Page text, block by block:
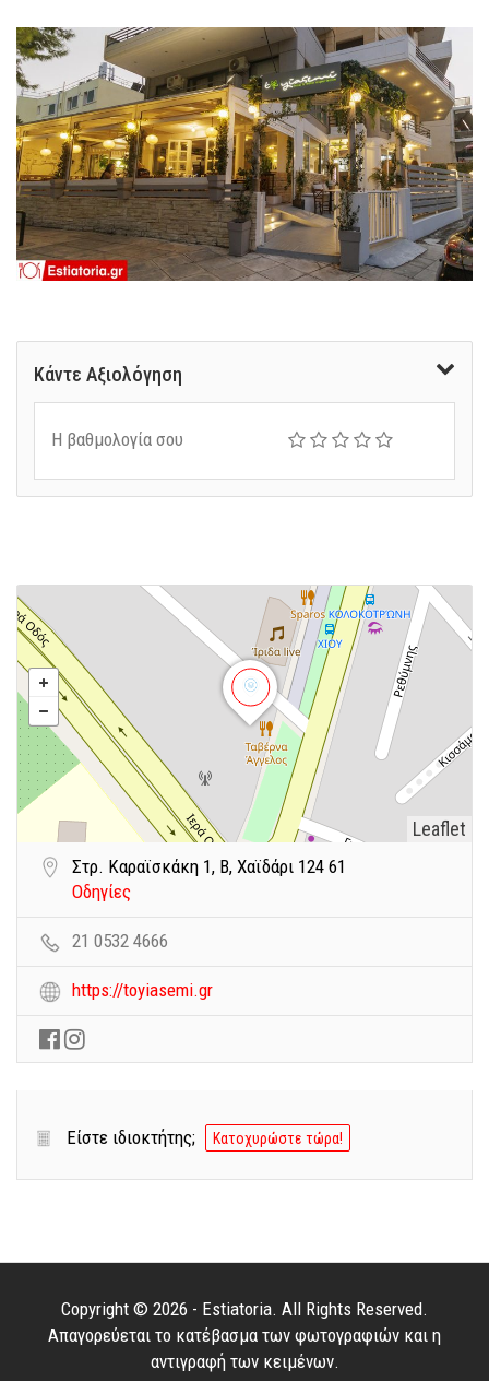
Κάντε Αξιολόγηση
Η βαθμολογία σου
Leaflet
Στρ. Καραϊσκάκη 1, Β, Χαϊδάρι 124 61
Οδηγίες
21 0532 4666
https://toyiasemi.gr
Είστε ιδιοκτήτης; Κατοχυρώστε τώρα!
Copyright © 2026 - Estiatoria. All Rights Reserved.
Απαγορεύεται το κατέβασμα των φωτογραφιών και η
αντιγραφή των κειμένων.